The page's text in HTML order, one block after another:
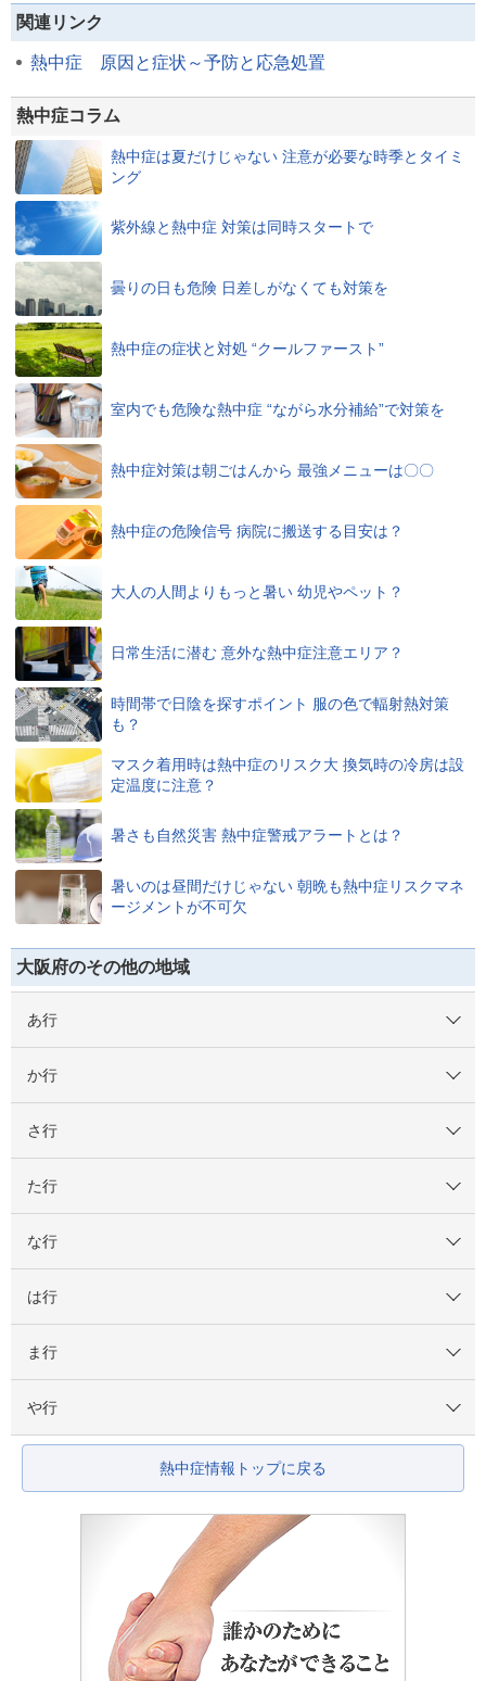
関連リンク
熱中症 原因と症状～予防と応急処置
熱中症コラム
熱中症は夏だけじゃない 注意が必要な時季とタイミ
ング
紫外線と熱中症 対策は同時スタートで
曇りの日も危険 日差しがなくても対策を
熱中症の症状と対処 “クールファースト”
室内でも危険な熱中症 “ながら水分補給”で対策を
熱中症対策は朝ごはんから 最強メニューは〇〇
熱中症の危険信号 病院に搬送する目安は？
大人の人間よりもっと暑い 幼児やペット？
日常生活に潜む 意外な熱中症注意エリア？
時間帯で日陰を探すポイント 服の色で輻射熱対策
も？
マスク着用時は熱中症のリスク大 換気時の冷房は設
定温度に注意？
暑さも自然災害 熱中症警戒アラートとは？
暑いのは昼間だけじゃない 朝晩も熱中症リスクマネ
ージメントが不可欠
大阪府のその他の地域
あ行
か行
さ行
た行
な行
は行
ま行
や行
熱中症情報トップに戻る